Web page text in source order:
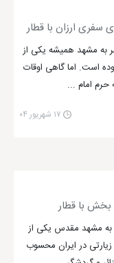
سفری ارزان با قطار
به مشهد همیشه یکی از
است. اما گاهی اوقات
حرم امام ...
۱۷ شهریور ۰۴
بخش با قطار
به مشهد مقدس یکی از
در ایران محسوب